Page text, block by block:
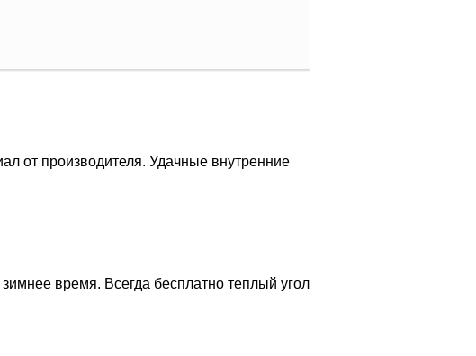
от производителя. Удачные внутренние
время. Всегда бесплатно теплый угол